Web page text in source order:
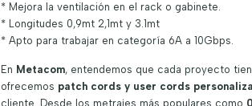
* Mejora la ventilación en el rack o gabinete.
* Longitudes 0,9mt 2,1mt y 3.1mt
* Apto para trabajar en categoría 6A a 10Gbps.
En Metacom, entendemos que cada proyecto
ofrecemos patch cords y user cords
cliente. Desde los metrajes más populares como